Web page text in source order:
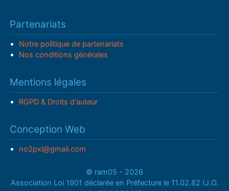
Partenariats
Notre politique de partenariats
Nos conditions générales
Mentions légales
RGPD & Droits d'auteur
Conception Web
no2pxl@gmail.com
© ram05 - 2026
Association Loi 1901 déclarée en Préfecture le 11.02.82 (J.O.